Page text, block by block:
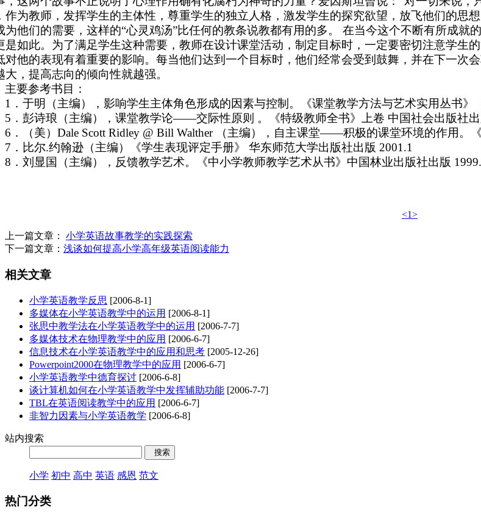
作为教师，发挥学生的主体性，尊重学生的独立人格，激发学生的探究欲望，放飞他们的思
为他们的需要，这样的“心灵鸡汤”比任何的教条说教都有用的多。
在当今这个不断有所成就
是如此。为了满足学生这种需要，教师在设计课堂活动，制定目标时，一定要密切注意学生
对他的表现有着重要的影响。每当他们达到一个目标时，他们经常会受到鼓舞，并在下一次
大，提高志向的倾向性就越强。
主要参考书目：
1．于明（主编），影响学生主体角色形成的因素与控制。《课堂教学方法与艺术实用丛书》
5．彭诗琅（主编），课堂教学论——交际性原则 。《特级教师全书》上卷 中国社会出版社出
6．（美）Dale Scott Ridley @ Bill Walther （主编），自主课堂——积极的课堂环境的作用。
7．比尔.约翰逊（主编）《学生表现评定手册》 华东师范大学出版社出版 2001.1
8．刘显国（主编），反馈教学艺术。《中小学教师教学艺术从书》中国林业出版社出版
<1>
上一篇文章： 小学英语故事教学的实践探索
下一篇文章： 浅谈如何提高小学高年级英语阅读能力
相关文章
小学英语教学反思 [2006-8-1]
多媒体在小学英语教学中的运用 [2006-8-1]
张思中教学法在小学英语教学中的运用 [2006-7-7]
多媒体技术在物理教学中的应用 [2006-6-7]
信息技术在小学英语教学中的应用和思考 [2005-12-26]
Powerpoint2000在物理教学中的应用 [2006-6-7]
小学英语教学中德育探讨 [2006-6-8]
谈计算机如何在小学英语教学中发挥辅助功能 [2006-7-7]
TBL在英语阅读教学中的应用 [2006-6-7]
非智力因素与小学英语教学 [2006-6-8]
站内搜索
小学 初中 高中 英语 感恩 范文
热门分类